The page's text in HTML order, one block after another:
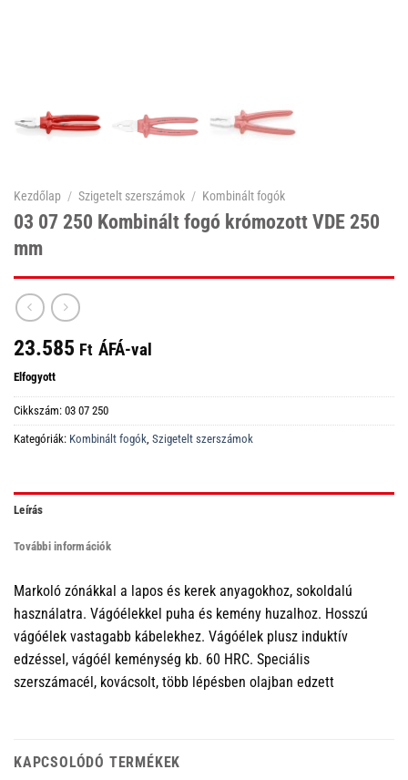
Kezdőlap / Szigetelt szerszámok / Kombinált fogók
03 07 250 Kombinált fogó krómozott VDE 250
mm
23.585 Ft ÁFÁ-val
Elfogyott
Cikkszám: 03 07 250
Kategóriák: Kombinált fogók Szigetelt szerszámok
Leírás
További információk
Markoló zónákkal a lapos és kerek anyagokhoz, sokoldalú
használatra. Vágóélekkel puha és kemény huzalhoz. Hosszú
vágóélek vastagabb kábelekhez. Vágóélek plusz induktív
edzéssel, vágóél keménység kb. 60 HRC. Speciális
szerszámacél, kovácsolt, több lépésben olajban edzett
KAPCSOLÓDÓ TERMÉKEK